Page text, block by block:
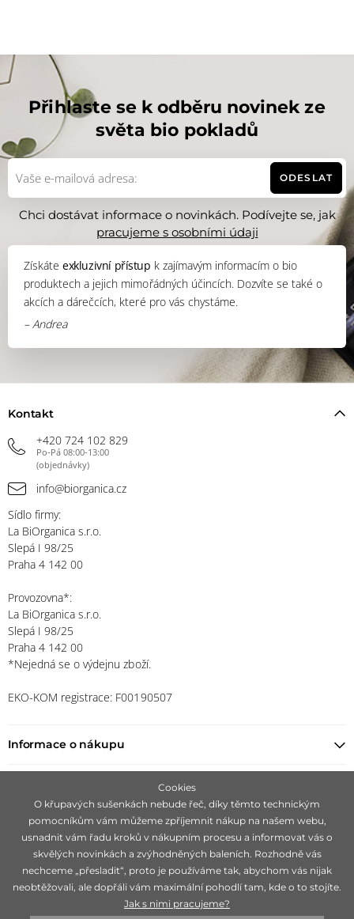
Přihlaste se k odběru novinek ze
světa bio pokladů
ODESLAT
Chci dostávat informace o novinkách. Podívejte se, jak
pracujeme s osobními údaji
Získáteexkluzivní přístup k zajímavým informacím o bio
produktech a jejich mimořádných účincích. Dozvíte se také o
akcích a dárečcích, které pro vás chystáme.
– Andrea
Kontakt
+420 724 102 829
Po-Pá 08:00-13:00
(objednávky)
info@biorganica.cz
Sídlo firmy:
La BiOrganica s.r.o.
Slepá I 98/25
Praha 4 142 00
Provozovna*:
La BiOrganica s.r.o.
Slepá I 98/25
Praha 4 142 00
*Nejedná se o výdejnu zboží.
EKO-KOM registrace: F00190507
Informace o nákupu
Zůstaňte s námi v kontaktu
Zaměřujeme se na hledání čistě přírodních značek, ideálně 100 %
Cookies
O křupavých sušenkách nebude řeč, díky těmto technickým
pomocníkům vám můžeme zpříjemnit nákup na našem webu,
usnadnit vám řadu kroků v nákupním procesu a informovat vás o
skvělých novinkách a zvýhodněných baleních. Rozhodně vás
nechceme „přesladit“, proto je používáme tak, abychom vás nijak
neobtěžovali, ale dopřáli vám maximální pohodlí tam, kde o to stojíte.
Jak s nimi pracujeme?